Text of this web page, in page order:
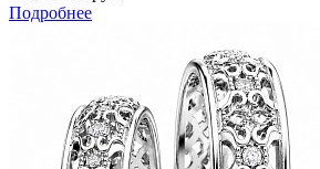
Подробнее